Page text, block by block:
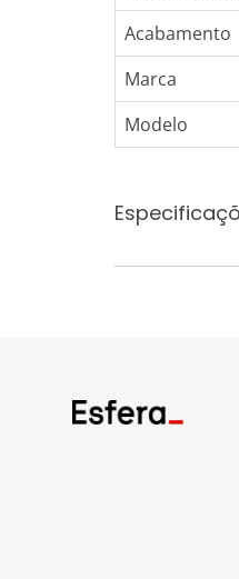
Acabamento
Marca
Modelo